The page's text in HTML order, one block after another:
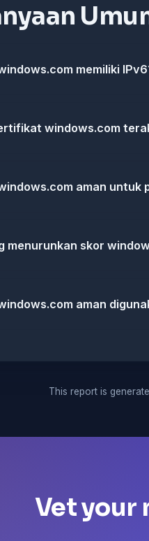
memiliki
windows.com
aman untuk
menurunkan skor
aman
This report is
Vet your